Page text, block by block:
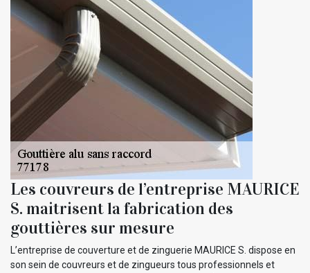
Les couvreurs de l’entreprise MAURICE
S. maitrisent la fabrication des
gouttières sur mesure
L’entreprise de couverture et de zinguerie MAURICE S. dispose en
son sein de couvreurs et de zingueurs tous professionnels et